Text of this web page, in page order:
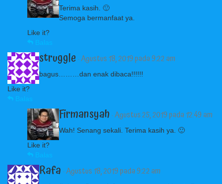
Terima kasih. 🙂
Semoga bermanfaat ya.
Like it?
Balas
struggle· Agustus 18, 2019 pada 9:22 am
bagus………dan enak dibaca!!!!!!
Like it?
Balas
Firmansyah· Agustus 25, 2019 pada 12:49 am
Wah! Senang sekali. Terima kasih ya. 🙂
Like it?
Balas
Rafa · Agustus 18, 2019 pada 9:22 am